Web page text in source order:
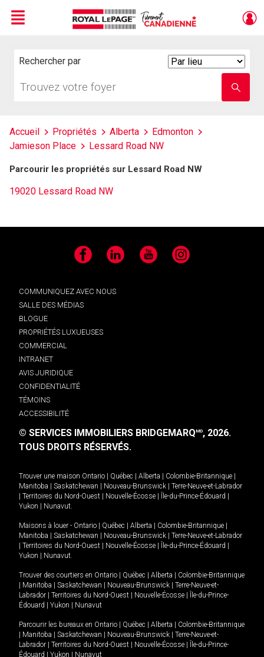
Menu
Rechercher par
votre
nom
Accueil Propriétés Alberta
Edmonton
Jamieson Place
Lessard Road NW
Parcourir les propriétés sur Lessard Road NW
19020 Lessard Road NW
Facebook LinkedIn YouTube Instagram
COMMUNIQUEZ AVEC NOUS
SALLE DES MÉDIAS
BLOGUE
PROPRIÉTÉS LUXUEUSES
COMMERCIAL
INTRANET
AVIS JURIDIQUE
CONFIDENTIALITÉ
TÉMOINS
ACCESSIBILITÉ
© SERVICES IMMOBILIERS BRIDGEMARQMD, 2026.
TOUS DROITS RÉSERVÉS.
Trouver une maison Ontario Québec Alberta Colombie-Britannique
Manitoba
Saskatchewan Nouveau-Brunswick
Terre-Neuve-et-Labrador
Territoires du Nord-Ouest Nouvelle-Écosse Île-du-Prince-Édouard
Yukon
Nunavut.
Maisons à louer - Ontario Québec Alberta Colombie-Britannique
Manitoba
Saskatchewan Nouveau-Brunswick
Terre-Neuve-et-Labrador
Territoires du Nord-Ouest Nouvelle-Écosse Île-du-Prince-Édouard
Yukon
Nunavut.
Trouver des courtiers en Ontario Québec Alberta
Colombie-Britannique
Manitoba Saskatchewan Nouveau-Brunswick
Terre-Neuve-et-
Labrador
Territoires du Nord-Ouest Nouvelle-Écosse
Île-du-Prince-
Édouard
Yukon Nunavut
Parcourir les bureaux en Ontario Québec Alberta
Colombie-Britannique
Manitoba Saskatchewan Nouveau-Brunswick
Terre-Neuve-et-
Labrador
Territoires du Nord-Ouest Nouvelle-Écosse
Île-du-Prince-
Édouard
Yukon Nunavut